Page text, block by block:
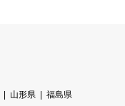
山形県
福島県